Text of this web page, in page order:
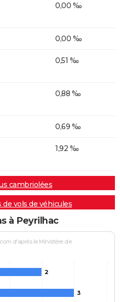
0,00 ‰
0,00 ‰
0,51 ‰
0,88 ‰
0,69 ‰
1,92 ‰
cambriolées
de vols de véhicules
à Peyrilhac
d'après le Ministère de
2
3